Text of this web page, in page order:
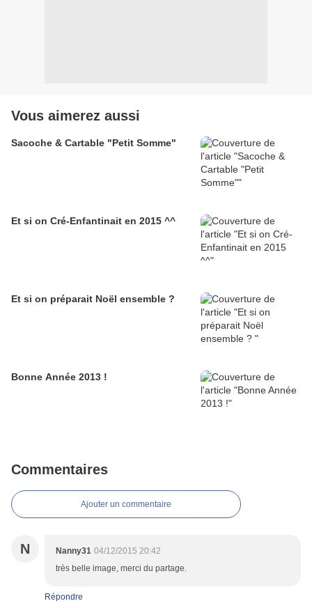
Vous aimerez aussi
Sacoche & Cartable "Petit Somme"
Et si on Cré-Enfantinait en 2015 ^^
Et si on préparait Noël ensemble ?
Bonne Année 2013 !
Commentaires
Ajouter un commentaire
N Nanny31 04/12/2015 20:42
très belle image, merci du partage.
Répondre